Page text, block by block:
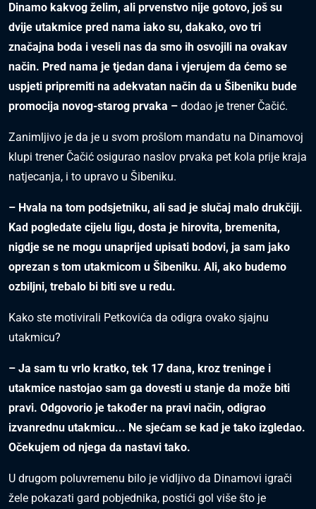
Dinamo kakvog želim, ali prvenstvo nije gotovo, još su
dvije utakmice pred nama iako su, dakako, ovo tri
značajna boda i veseli nas da smo ih osvojili na ovakav
način. Pred nama je tjedan dana i vjerujem da ćemo se
uspjeti pripremiti na adekvatan način da u Šibeniku bude
promocija novog-starog prvaka – dodao je trener Čačić.
Zanimljivo je da je u svom prošlom mandatu na Dinamovoj
klupi trener Čačić osigurao naslov prvaka pet kola prije kraja
natjecanja, i to upravo u Šibeniku.
– Hvala na tom podsjetniku, ali sad je slučaj malo drukčiji.
Kad pogledate cijelu ligu, dosta je hirovita, bremenita,
nigdje se ne mogu unaprijed upisati bodovi, ja sam jako
oprezan s tom utakmicom u Šibeniku. Ali, ako budemo
ozbiljni, trebalo bi biti sve u redu.
Kako ste motivirali Petkovića da odigra ovako sjajnu
utakmicu?
– Ja sam tu vrlo kratko, tek 17 dana, kroz treninge i
utakmice nastojao sam ga dovesti u stanje da može biti
pravi. Odgovorio je također na pravi način, odigrao
izvanrednu utakmicu... Ne sjećam se kad je tako izgledao.
Očekujem od njega da nastavi tako.
U drugom poluvremenu bilo je vidljivo da Dinamovi igrači
žele pokazati gard pobjednika, postići gol više što je